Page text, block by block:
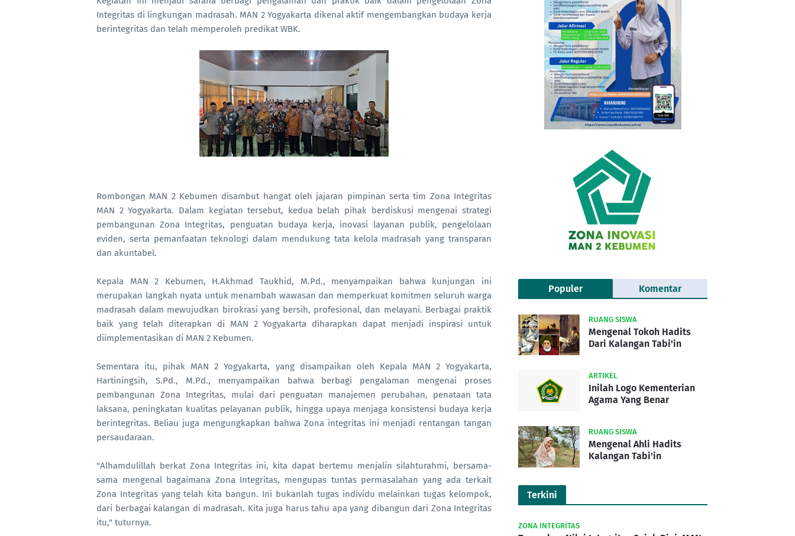
Integritas di lingkungan madrasah. MAN 2 Yogyakarta dikenal aktif mengembangkan budaya kerja
berintegritas dan telah memperoleh predikat WBK.
Rombongan MAN 2 Kebumen disambut hangat oleh jajaran pimpinan serta tim Zona Integritas
MAN 2 Yogyakarta. Dalam kegiatan tersebut, kedua belah pihak berdiskusi mengenai strategi
pembangunan Zona Integritas, penguatan budaya kerja, inovasi layanan publik, pengelolaan
eviden, serta pemanfaatan teknologi dalam mendukung tata kelola madrasah yang transparan
dan akuntabel.
Kepala MAN 2 Kebumen, H.Akhmad Taukhid, M.Pd., menyampaikan bahwa kunjungan ini
merupakan langkah nyata untuk menambah wawasan dan memperkuat komitmen seluruh warga
madrasah dalam mewujudkan birokrasi yang bersih, profesional, dan melayani. Berbagai praktik
baik yang telah diterapkan di MAN 2 Yogyakarta diharapkan dapat menjadi inspirasi untuk
diimplementasikan di MAN 2 Kebumen.
Sementara itu, pihak MAN 2 Yogyakarta, yang disampaikan oleh Kepala MAN 2 Yogyakarta,
Hartiningsih, S.Pd., M.Pd., menyampaikan bahwa berbagi pengalaman mengenai proses
pembangunan Zona Integritas, mulai dari penguatan manajemen perubahan, penataan tata
laksana, peningkatan kualitas pelayanan publik, hingga upaya menjaga konsistensi budaya kerja
berintegritas. Beliau juga mengungkapkan bahwa Zona integritas ini menjadi rentangan tangan
persaudaraan.
"Alhamdulillah berkat Zona Integritas ini, kita dapat bertemu menjalin silahturahmi, bersama-
sama mengenal bagaimana Zona Integritas, mengupas tuntas permasalahan yang ada terkait
Zona Integritas yang telah kita bangun. Ini bukanlah tugas individu melainkan tugas kelompok,
dari berbagai kalangan di madrasah. Kita juga harus tahu apa yang dibangun dari Zona Integritas
itu," tuturnya.
Populer Komentar
RUANG SISWA
Mengenal Tokoh Hadits
Dari Kalangan Tabi'in
ARTIKEL
Inilah Logo Kementerian
Agama Yang Benar
RUANG SISWA
Mengenal Ahli Hadits
Kalangan Tabi'in
Terkini
ZONA INTEGRITAS